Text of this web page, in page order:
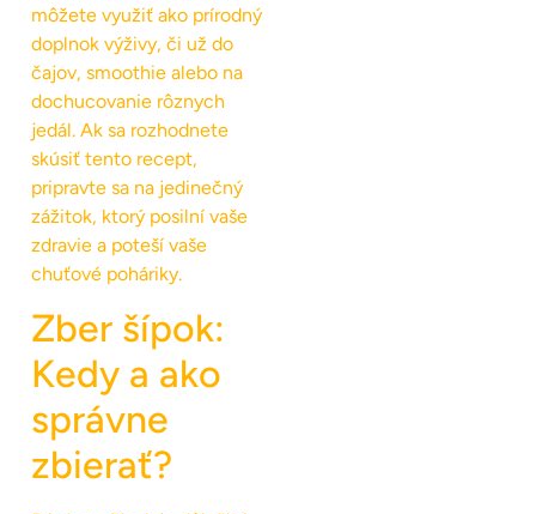
môžete využiť ako prírodný
doplnok výživy, či už do
čajov, smoothie alebo na
dochucovanie rôznych
jedál. Ak sa rozhodnete
skúsiť tento recept,
pripravte sa na jedinečný
zážitok, ktorý posilní vaše
zdravie a poteší vaše
chuťové poháriky.
Zber šípok:
Kedy a ako
správne
zbierať?